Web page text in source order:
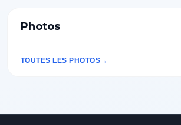
Photos
TOUTES LES PHOTOS